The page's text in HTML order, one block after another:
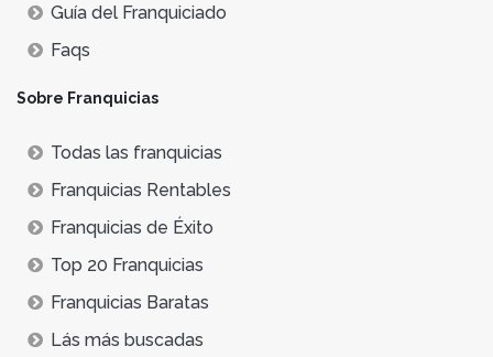
Guía del Franquiciado
Faqs
Sobre Franquicias
Todas las franquicias
Franquicias Rentables
Franquicias de Éxito
Top 20 Franquicias
Franquicias Baratas
Lás más buscadas